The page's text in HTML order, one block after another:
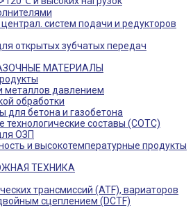
систем подачи и редукторов
открытых зубчатых передач
МАТЕРИАЛЫ
металлов давлением
обработки
для бетона и газобетона
составы (СОТС)
ОЗП
и высокотемпературные продукты
ТЕХНИКА
трансмиссий (ATF), вариаторов
сцеплением (DCTF)